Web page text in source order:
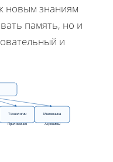
новым знаниям
память, но и
и
Технологии Мнемоника
Приложения Акронимы